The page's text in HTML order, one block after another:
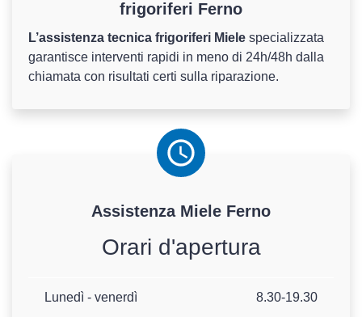
frigoriferi Ferno
L’assistenza tecnica frigoriferi Miele specializzata
garantisce interventi rapidi in meno di 24h/48h dalla
chiamata con risultati certi sulla riparazione.
Assistenza Miele Ferno
Orari d'apertura
Lunedì - venerdì 8.30-19.30